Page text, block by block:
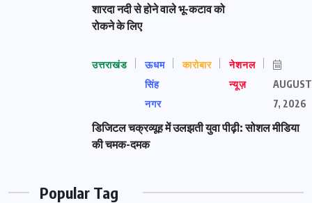
शारदा नदी से होने वाले भू-कटाव को
रोकने के लिए
उत्तराखंड
ऊधम
सिंह
नगर
कारोबार
नेशनल
न्यूज़
AUGUST
7, 2026
डिजिटल चक्रव्यूह में उलझती युवा पीढ़ी: सोशल मीडिया
की चमक-दमक
Popular Tag